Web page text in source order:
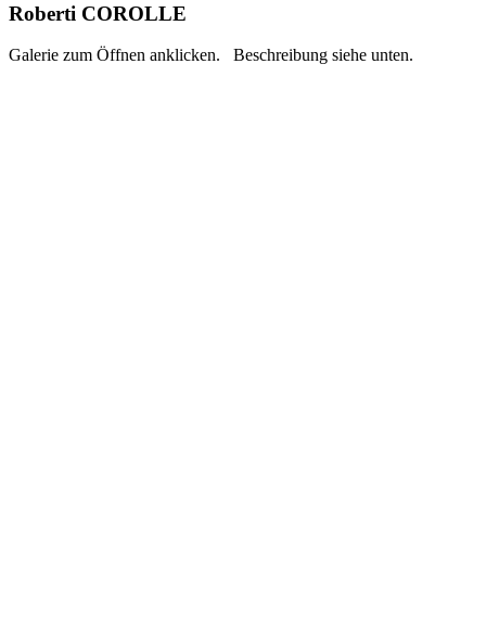
Roberti COROLLE
Galerie zum Öffnen anklicken. Beschreibung siehe unten.